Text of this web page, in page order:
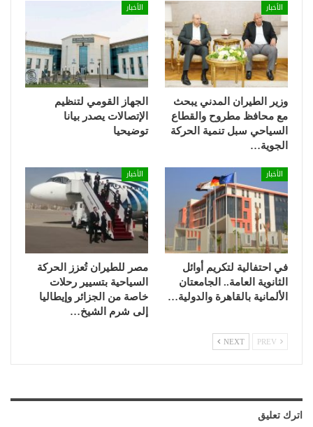
الأخبار
وزير الطيران المدني يبحث
مع محافظ مطروح والقطاع
السياحي سبل تنمية الحركة
الجوية…
الأخبار
الجهاز القومي لتنظيم
الإتصالات يصدر بيانا
توضيحيا
الأخبار
في احتفالية لتكريم أوائل
الثانوية العامة.. الجامعتان
الألمانية بالقاهرة والدولية…
الأخبار
مصر للطيران تُعزز الحركة
السياحية بتسيير رحلات
خاصة من الجزائر وإيطاليا
إلى شرم الشيخ…
NEXT
اترك تعليق